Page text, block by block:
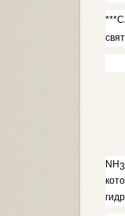
NH3